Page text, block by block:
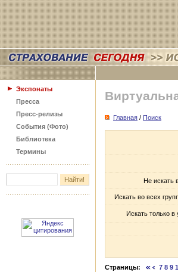
Экспонаты
Пресса
Пресс-релизы
События (Фото)
Библиотека
Термины
Главная / Поиск
Не искать
Искать во всех
Искать только в
Страницы: 7 8 9